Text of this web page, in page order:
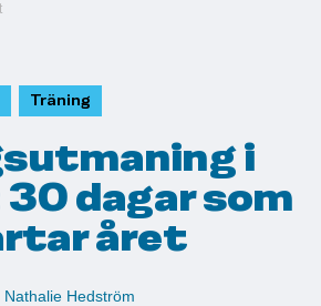
Träning
i
dagar som
året
Nathalie Hedström